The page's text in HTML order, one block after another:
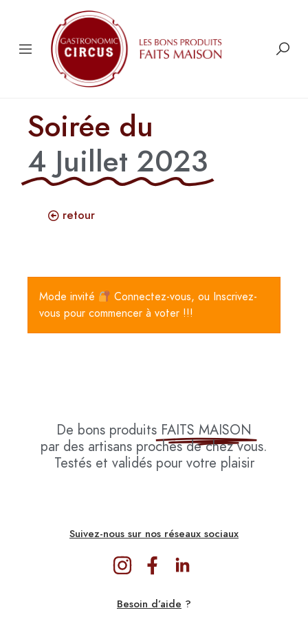
Soirée du
4 Juillet 2023
retour
Mode invité
Connectez-vous, ou Inscrivez-
vous pour commencer à voter !!!
De bons produits FAITS MAISON
par des artisans proches de chez vous.
Testés et validés pour votre plaisir
Suivez-nous sur nos réseaux sociaux
Besoin d’aide ?